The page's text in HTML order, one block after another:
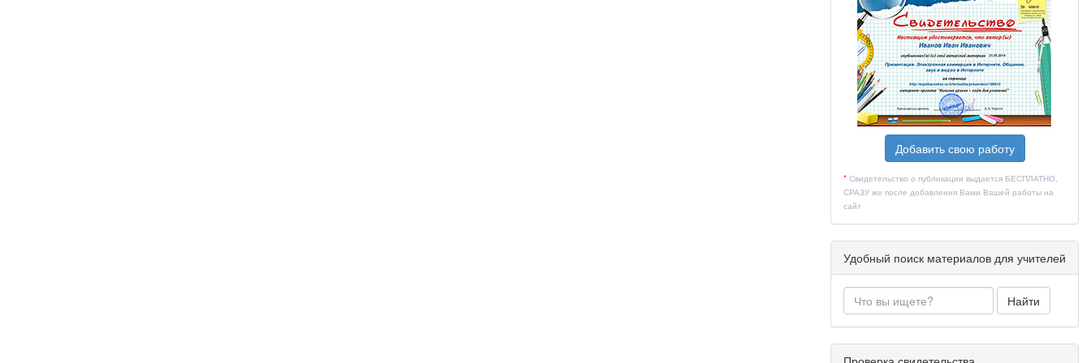
Добавить свою работу
* Свидетельство о публикации выдается БЕСПЛАТНО,
СРАЗУ же после добавления Вами Вашей работы на
сайт
Удобный поиск материалов для учителей
Найти